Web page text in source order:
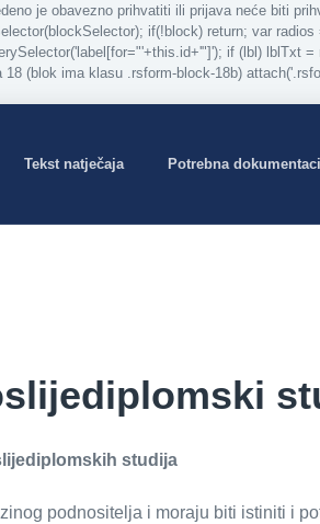
je obavezno prihvatiti ili prijava neće biti
if(!block) return; var
if (lbl) lblTxt
(blok ima klasu .rsform-block-18b)
Tekst natječaja Potrebna
studija
podnositelja i moraju biti istiniti i